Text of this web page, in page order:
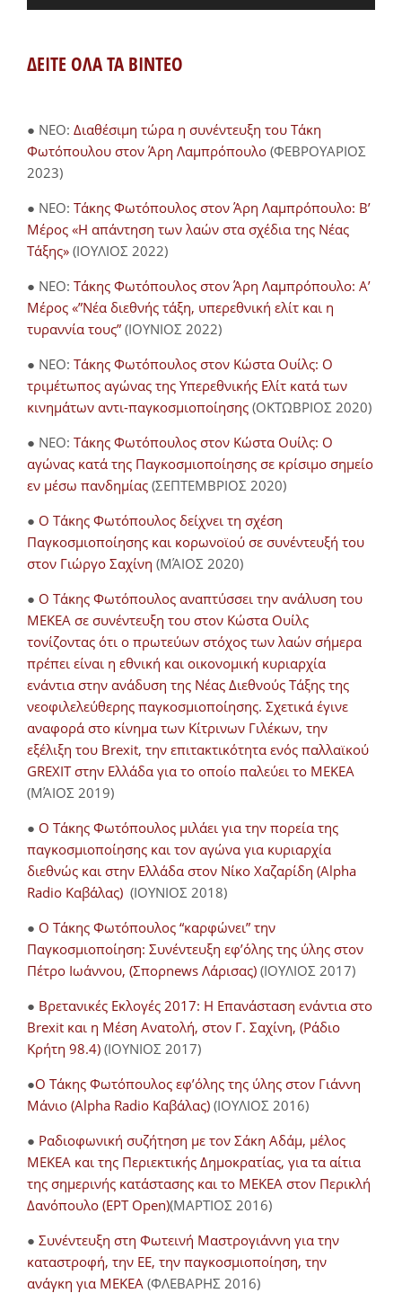
ΔΕΙΤΕ ΟΛΑ ΤΑ ΒΙΝΤΕΟ
● NEO: Διαθέσιμη τώρα η συνέντευξη του Τάκη
Φωτόπουλου στον Άρη Λαμπρόπουλο (ΦΕΒΡΟΥΑΡΙΟΣ
2023)
● NEO: Τάκης Φωτόπουλος στον Άρη Λαμπρόπουλο: Β’
Μέρος «Η απάντηση των λαών στα σχέδια της Νέας
Τάξης» (ΙΟΥΛΙΟΣ 2022)
● NEO: Τάκης Φωτόπουλος στον Άρη Λαμπρόπουλο: Α’
Μέρος «”Νέα διεθνής τάξη, υπερεθνική ελίτ και η
τυραννία τους” (ΙΟΥΝΙΟΣ 2022)
● NEO: Τάκης Φωτόπουλος στον Κώστα Ουίλς: Ο
τριμέτωπος αγώνας της Υπερεθνικής Ελίτ κατά των
κινημάτων αντι-παγκοσμιοποίησης (ΟΚΤΩΒΡΙΟΣ 2020)
● NEO: Τάκης Φωτόπουλος στον Κώστα Ουίλς: Ο
αγώνας κατά της Παγκοσμιοποίησης σε κρίσιμο σημείο
εν μέσω πανδημίας (ΣΕΠΤΕΜΒΡΙΟΣ 2020)
● Ο Τάκης Φωτόπουλος δείχνει τη σχέση
Παγκοσμιοποίησης και κορωνοϊού σε συνέντευξή του
στον Γιώργο Σαχίνη (ΜΆΙΟΣ 2020)
● O Τάκης Φωτόπουλος αναπτύσσει την ανάλυση του
ΜΕΚΕΑ σε συνέντευξη του στον Κώστα Ουίλς
τονίζοντας ότι ο πρωτεύων στόχος των λαών σήμερα
πρέπει είναι η εθνική και οικονομική κυριαρχία
ενάντια στην ανάδυση της Νέας Διεθνούς Τάξης της
νεοφιλελεύθερης παγκοσμιοποίησης. Σχετικά έγινε
αναφορά στο κίνημα των Κίτρινων Γιλέκων, την
εξέλιξη του Brexit, την επιτακτικότητα ενός παλλαϊκού
GREXIT στην Ελλάδα για το οποίο παλεύει το ΜΕΚΕΑ
(ΜΆΙΟΣ 2019)
● Ο Τάκης Φωτόπουλος μιλάει για την πορεία της
παγκοσμιοποίησης και τον αγώνα για κυριαρχία
διεθνώς και στην Ελλάδα στον Νίκο Χαζαρίδη (Alpha
Radio Καβάλας) (ΙΟΥΝΙΟΣ 2018)
● Ο Τάκης Φωτόπουλος “καρφώνει” την
Παγκοσμιοποίηση: Συνέντευξη εφ’όλης της ύλης στον
Πέτρο Ιωάννου, (Σπορnews Λάρισας) (ΙΟΥΛΙΟΣ 2017)
● Βρετανικές Εκλογές 2017: Η Επανάσταση ενάντια στο
Brexit και η Μέση Ανατολή, στον Γ. Σαχίνη, (Ράδιο
Κρήτη 98.4) (ΙΟΥΝΙΟΣ 2017)
●O Τάκης Φωτόπουλος εφ’όλης της ύλης στον Γιάννη
Μάνιο (Alpha Radio Καβάλας) (ΙΟΥΛΙΟΣ 2016)
● Ραδιοφωνική συζήτηση με τον Σάκη Αδάμ, μέλος
ΜΕΚΕΑ και της Περιεκτικής Δημοκρατίας, για τα αίτια
της σημερινής κατάστασης και το ΜΕΚΕΑ στον Περικλή
Δανόπουλο (ΕΡΤ Open)(ΜΑΡΤΙΟΣ 2016)
● Συνέντευξη στη Φωτεινή Μαστρογιάννη για την
καταστροφή, την ΕΕ, την παγκοσμιοποίηση, την
ανάγκη για ΜΕΚΕΑ (ΦΛΕΒΑΡΗΣ 2016)